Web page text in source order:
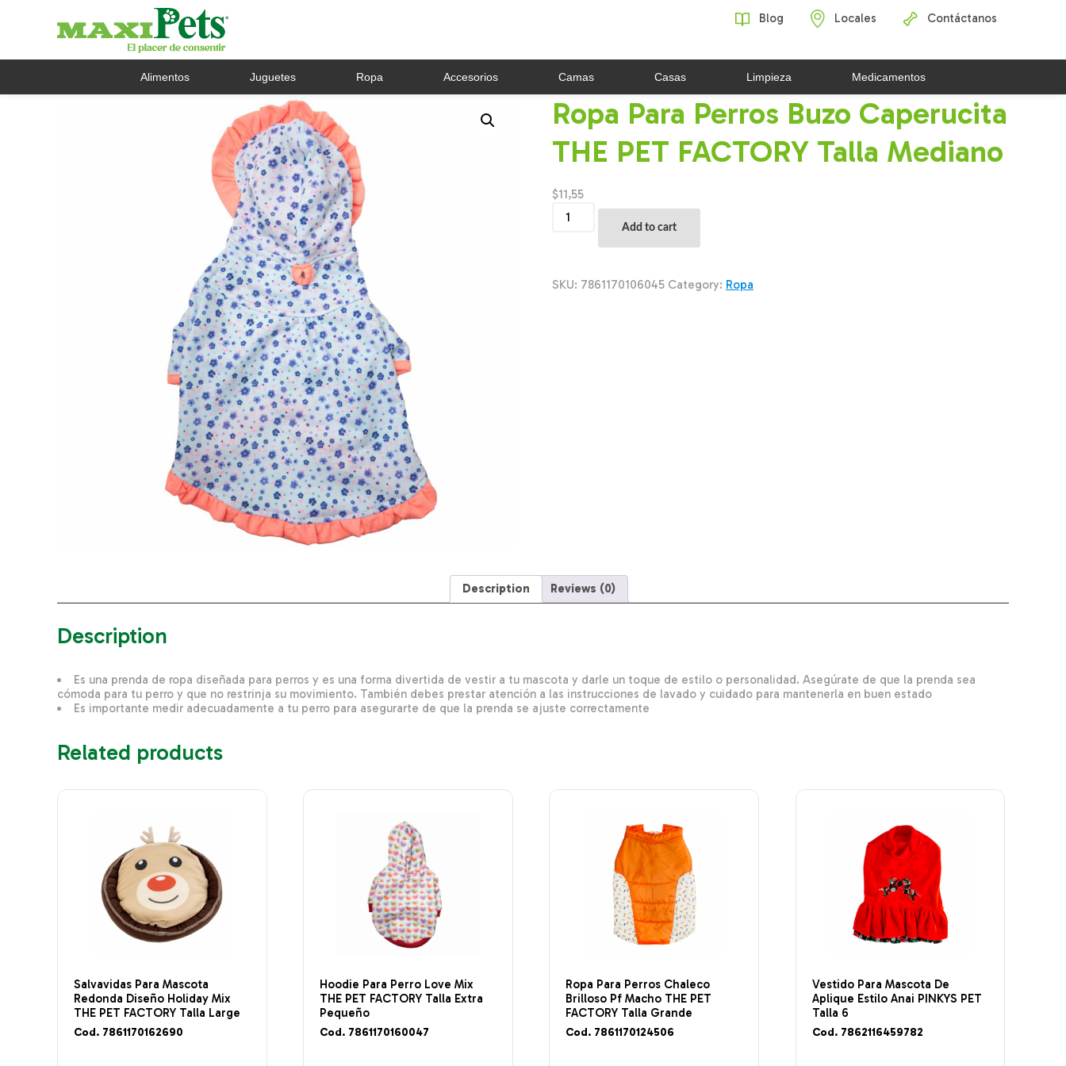
Blog Locales Contáctanos
Alimentos Juguetes Ropa Accesorios Camas Casas Limpieza Medicamentos
Ropa Para Perros Buzo Caperucita
THE PET FACTORY Talla Mediano
$11,55
Para
THE
Add to cart
SKU: 7861170106045 Category: Ropa
Description Reviews (0)
Description
Es una prenda de ropa diseñada para perros y es una forma divertida de vestir a tu mascota y darle un toque de estilo o personalidad. Asegúrate de que la prenda sea
cómoda para tu perro y que no restrinja su movimiento. También debes prestar atención a las instrucciones de lavado y cuidado para mantenerla en buen estado
Es importante medir adecuadamente a tu perro para asegurarte de que la prenda se ajuste correctamente
Related products
Salvavidas Para Mascota
Redonda Diseño Holiday Mix
THE PET FACTORY Talla Large
Cod. 7861170162690
Hoodie Para Perro Love Mix
THE PET FACTORY Talla Extra
Pequeño
Cod. 7861170160047
Ropa Para Perros Chaleco
Brilloso Pf Macho THE PET
FACTORY Talla Grande
Cod. 7861170124506
Vestido Para Mascota De
Aplique Estilo Anai PINKYS PET
Talla 6
Cod. 7862116459782